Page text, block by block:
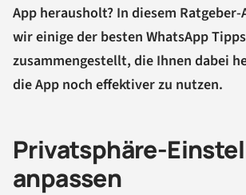
App herausholt? In diesem
wir einige der besten WhatsApp
zusammengestellt, die Ihnen dabei
die App noch effektiver zu nutzen.
Privatsphäre-
anpassen